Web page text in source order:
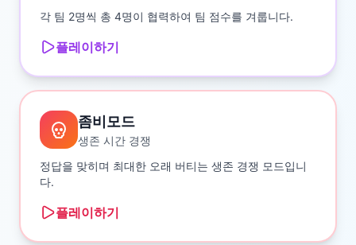
각 팀 2명씩 총 4명이 협력하여 팀 점수를 겨룹니다.
플레이하기
좀비모드
생존 시간 경쟁
정답을 맞히며 최대한 오래 버티는 생존 경쟁 모드입니
다.
플레이하기